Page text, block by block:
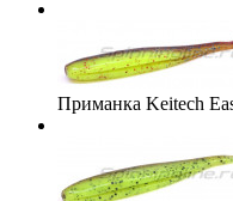
Приманка Keitech